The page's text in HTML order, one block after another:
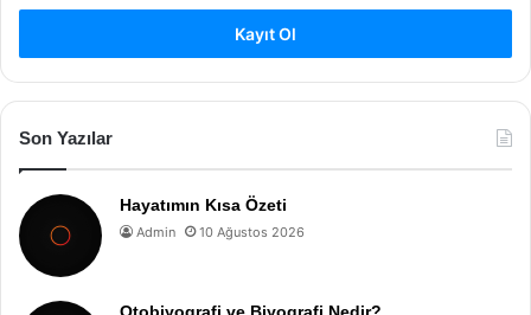
Kayıt Ol
Son Yazılar
Hayatımın Kısa Özeti
Admin 10 Ağustos 2026
Otobiyografi ve Biyografi Nedir?